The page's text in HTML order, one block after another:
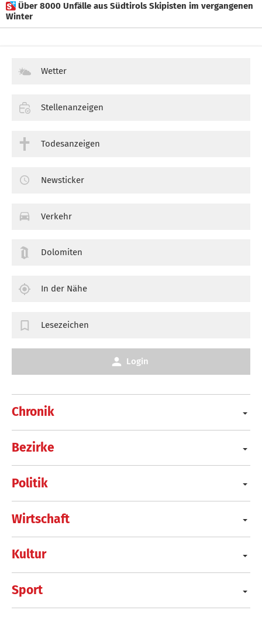
 Über 8000 Unfälle aus Südtirols Skipisten im vergangenen
Winter
Chronik
Bezirke
Politik
Wirtschaft
Kultur
Sport
Wetter
Stellenanzeigen
Todesanzeigen
Newsticker
Verkehr
Dolomiten
In der Nähe
Lesezeichen
Login